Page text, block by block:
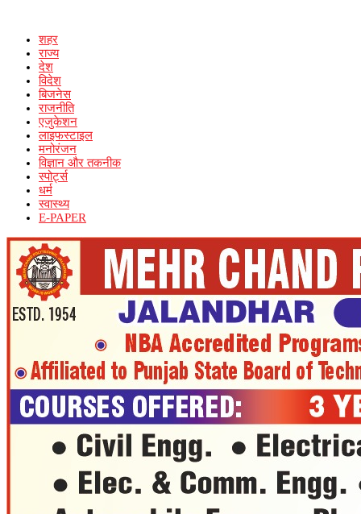
शहर
राज्य
देश
विदेश
बिजनेस
राजनीति
एजुकेशन
लाइफस्टाइल
मनोरंजन
विज्ञान और तकनीक
स्पोर्ट्स
धर्म
स्वास्थ्य
E-PAPER